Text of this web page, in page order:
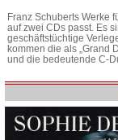
Franz Schuberts Werke
auf zwei CDs passt. Es
geschäftstüchtige
kommen die als „Grand
und die bedeutende C-